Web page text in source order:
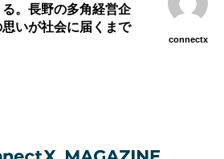
。長野の多角経営企
いが社会に届くまで
connectx